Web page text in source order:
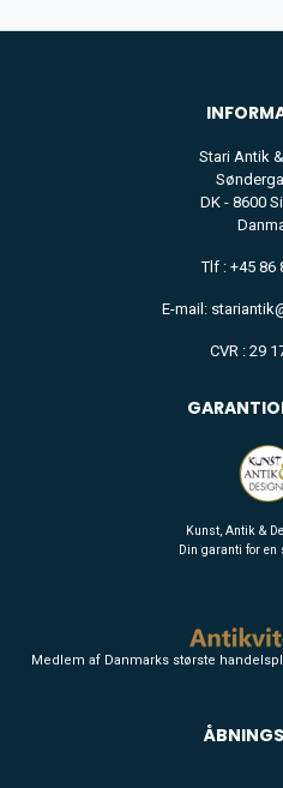
Stari Antik
DK - 8600
Tlf : +45 86
E-mail:
CVR : 29
Kunst, Antik &
Din garanti for en
Medlem af Danmarks største